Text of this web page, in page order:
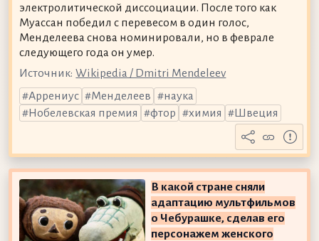
электролитической диссоциации. После того как
Муассан победил с перевесом в один голос,
Менделеева снова номинировали, но в феврале
следующего года он умер.
Источник: Wikipedia / Dmitri Mendeleev
Аррениус
Менделеев
наука
Нобелевская премия
фтор химия Швеция
В какой стране сняли
адаптацию мультфильмов
о Чебурашке, сделав его
персонажем женского